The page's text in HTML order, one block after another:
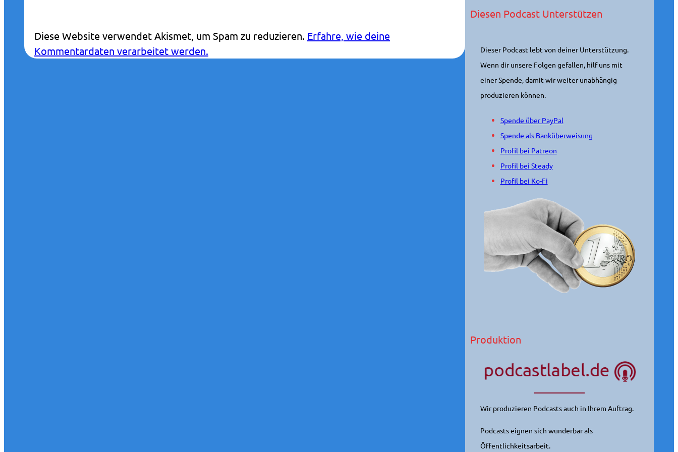
Diese Website verwendet Akismet, um Spam zu reduzieren. Erfahre, wie deine
Kommentardaten verarbeitet werden.
Diesen Podcast Unterstützen
Dieser Podcast lebt von deiner Unterstützung.
Wenn dir unsere Folgen gefallen, hilf uns mit
einer Spende, damit wir weiter unabhängig
produzieren können.
Spende über PayPal
Spende als Banküberweisung
Profil bei Patreon
Profil bei Steady
Profil bei Ko-Fi
Produktion
Wir produzieren Podcasts auch in Ihrem Auftrag.
Podcasts eignen sich wunderbar als
Öffentlichkeitsarbeit.